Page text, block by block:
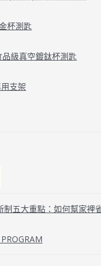
杯測匙
級真空鍍鈦杯測匙
支架
五大重點：如何幫家裡